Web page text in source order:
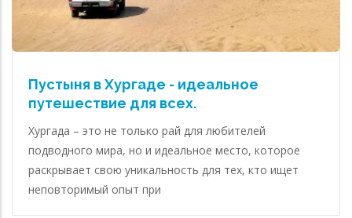
Пустыня в Хургаде - идеальное
путешествие для всех.
Хургада – это не только рай для любителей
подводного мира, но и идеальное место, которое
раскрывает свою уникальность для тех, кто ищет
неповторимый опыт при